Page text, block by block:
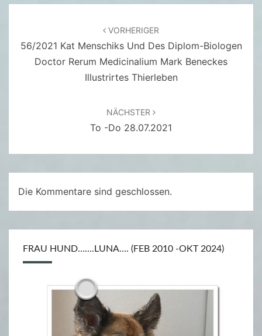
R
G
E
R
M
.
.
B
E
N
VORHERIGER
56/2021 Kat Menschiks Und Des Diplom-Biologen
Doctor Rerum Medicinalium Mark Beneckes
Illustrirtes Thierleben
NÄCHSTER
To -do 28.07.2021
Die Kommentare sind geschlossen.
FRAU HUND…….LUNA…. (FEB 2010 -OKT 2024)